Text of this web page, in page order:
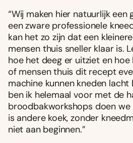
“Wij maken hier natuurlijk een
een zware professionele
kan het zo zijn dat een
mensen thuis sneller klaar is.
hoe het deeg er uitziet en hoe
of mensen thuis dit recept
machine kunnen kneden lacht
ben ik helemaal voor met de
broodbakworkshops doen
is andere koek, zonder
niet aan beginnen.”